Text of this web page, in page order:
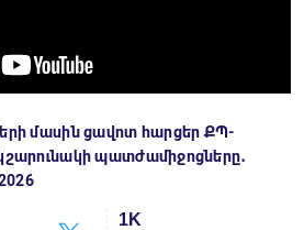
մասին ցավոտ հարցեր ՔՊ-
պատժամիջոցները․
1K